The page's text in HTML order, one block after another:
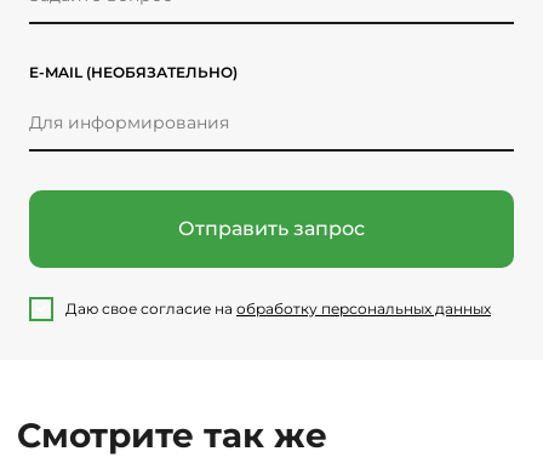
E-MAIL (НЕОБЯЗАТЕЛЬНО)
Отправить запрос
Даю свое согласие на обработку персональных данных
Смотрите так же